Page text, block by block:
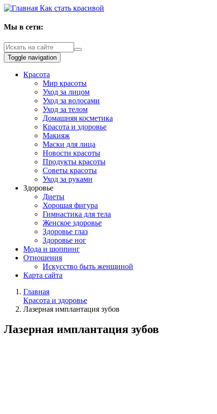
Как стать красивой
Мы в сети:
Toggle navigation
Красота
Мир красоты
Уход за лицом
Уход за волосами
Уход за телом
Домашняя косметика
Красота и здоровье
Макияж
Маски для лица
Новости красоты
Продукты красоты
Советы красоты
Уход за руками
Здоровье
Диеты
Хорошая фигура
Гимнастика для тела
Женское здоровье
Здоровье глаз
Здоровье ног
Мода и шоппинг
Отношения
Искусство быть женщиной
Карта сайта
Главная
Красота и здоровье
Лазерная имплантация зубов
Лазерная имплантация зубов